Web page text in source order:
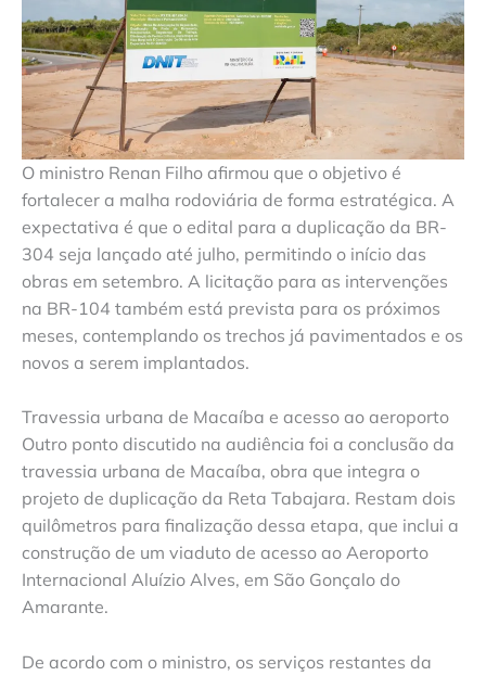
O ministro Renan Filho afirmou que o objetivo é
fortalecer a malha rodoviária de forma estratégica. A
expectativa é que o edital para a duplicação da BR-
304 seja lançado até julho, permitindo o início das
obras em setembro. A licitação para as intervenções
na BR-104 também está prevista para os próximos
meses, contemplando os trechos já pavimentados e os
novos a serem implantados.
Travessia urbana de Macaíba e acesso ao aeroporto
Outro ponto discutido na audiência foi a conclusão da
travessia urbana de Macaíba, obra que integra o
projeto de duplicação da Reta Tabajara. Restam dois
quilômetros para finalização dessa etapa, que inclui a
construção de um viaduto de acesso ao Aeroporto
Internacional Aluízio Alves, em São Gonçalo do
Amarante.
De acordo com o ministro, os serviços restantes da